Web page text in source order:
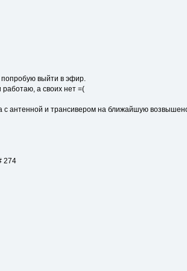
попробую выйти в эфир.
а своих нет =(
с антенной и трансивером на ближайшую
274